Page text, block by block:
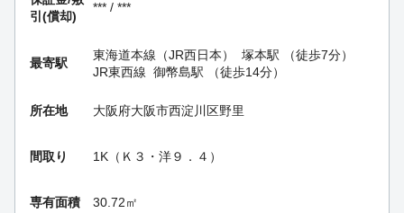
引(償却)
*** / ***
最寄駅
東海道本線（JR西日本） 塚本駅 （徒歩7分）
JR東西線 御幣島駅 （徒歩14分）
所在地 大阪府大阪市西淀川区野里
間取り 1K（Ｋ３・洋９．４）
専有面積 30.72㎡